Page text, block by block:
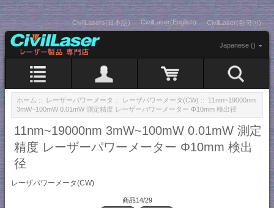
CivilLasers(日本語) CivilLaser(English) CivilLaser(한국어)
Japanese ()
ホーム :: レーザーパワーメータ :: レーザパワーメータ(CW) :: 11nm~19000nm
3mW~100mW 0.01mW 測定精度 レーザーパワーメーター Φ10mm 検出径
11nm~19000nm 3mW~100mW 0.01mW 測定
精度 レーザーパワーメーター Φ10mm 検出
径
レーザパワーメータ(CW)
商品14/29